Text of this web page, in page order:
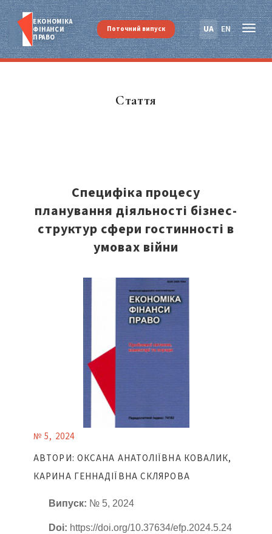
ЕКОНОМІКА
ФІНАНСИ
ПРАВО
UA EN
Поточний випуск
Стаття
Специфіка процесу
планування діяльності бізнес-
структур сфери гостинності в
умовах війни
№ 5, 2024
АВТОРИ: ОКСАНА АНАТОЛІЇВНА КОВАЛИК,
КАРИНА ГЕННАДІЇВНА СКЛЯРОВА
Випуск: № 5, 2024
Doi: https://doi.org/10.37634/efp.2024.5.24